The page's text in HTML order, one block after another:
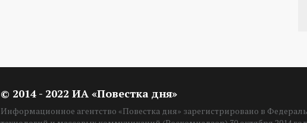
© 2014 - 2022 ИА «Повестка дня»
Информационное агентство «Повестка дня» зарегистрировано в